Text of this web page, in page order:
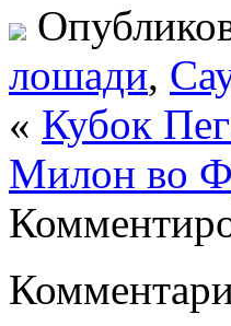
лошади,
« Кубок
Милон во